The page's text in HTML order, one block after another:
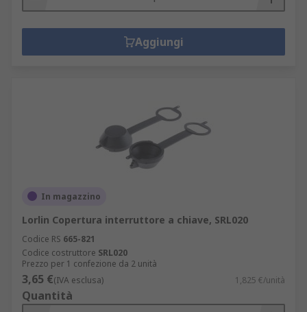
Aggiungi
In magazzino
Lorlin Copertura interruttore a chiave, SRL020
Codice RS 665-821
Codice costruttore SRL020
Prezzo per 1 confezione da 2 unità
3,65 €(IVA esclusa) 1,825 €/unità
Quantità